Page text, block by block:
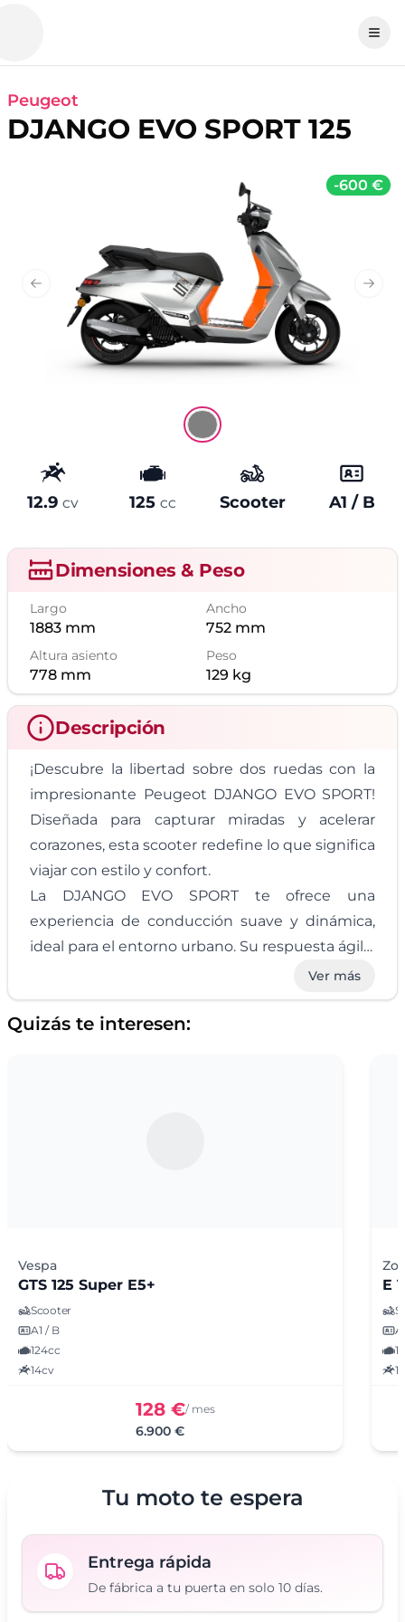
Peugeot
DJANGO EVO SPORT 125
Previous slide Next
-600 €
Potencia
12.9 CV Cilindrada
125 CC Tipo
Scooter Carné
A1 / B
Dimensiones & Peso
Largo
1883 mm
Ancho
752 mm
Altura asiento
778 mm
Peso
129 kg
Descripción
¡Descubre la libertad sobre dos ruedas con la
impresionante Peugeot DJANGO EVO SPORT!
Diseñada para capturar miradas y acelerar
corazones, esta scooter redefine lo que significa
viajar con estilo y confort.
La DJANGO EVO SPORT te ofrece una
experiencia de conducción suave y dinámica,
ideal para el entorno urbano. Su respuesta ágil y
su maniobrabilidad te harán sentir como si
estuvieras flotando por las calles, mientras que
su motor eficiente te garantiza un viaje sin
Ver más
Quizás te interesen:
Vespa
GTS 125 Super E5+
Scooter
A1 / B
124cc
14cv
128 €/ mes
6.900 €
E
Tu moto te espera
Entrega rápida
De fábrica a tu puerta en solo 10 días.